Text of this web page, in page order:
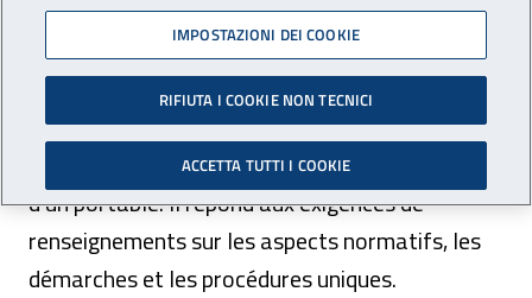
Le Contact center est accessible en composant
le numéro 06.6001, paiement sur la base des
tarifs du propre gérant téléphonique à partir
d'un téléphone fixe et pour les appels à partir
d'un portable. Il répond aux exigences de
renseignements sur les aspects normatifs, les
démarches et les procédures uniques.
IMPOSTAZIONI DEI COOKIE
RIFIUTA I COOKIE NON TECNICI
ACCETTA TUTTI I COOKIE